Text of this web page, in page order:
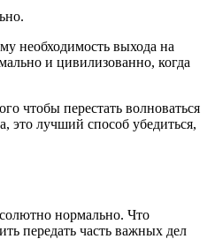
необходимость выхода на
и цивилизованно, когда
чтобы перестать волноваться
это лучший способ убедиться,
нормально. Что
передать часть важных дел